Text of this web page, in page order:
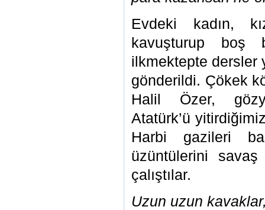
Evdeki kadın,
kavuşturup boş
ilkmektepte dersler
gönderildi. Çökek
Halil Özer,
Atatürk’ü
Harbi gazileri
üzüntülerini savaş
çalıştılar.
Uzun uzun